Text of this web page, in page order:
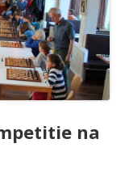
na